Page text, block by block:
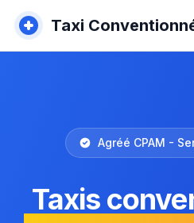
Taxi
Agréé CPAM -
Taxis